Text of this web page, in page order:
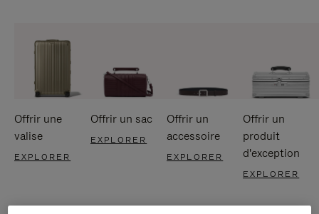
Offrir une
valise
EXPLORER
Offrir un sac
EXPLORER
Offrir un
accessoire
EXPLORER
Offrir un
produit
d'exception
EXPLORER